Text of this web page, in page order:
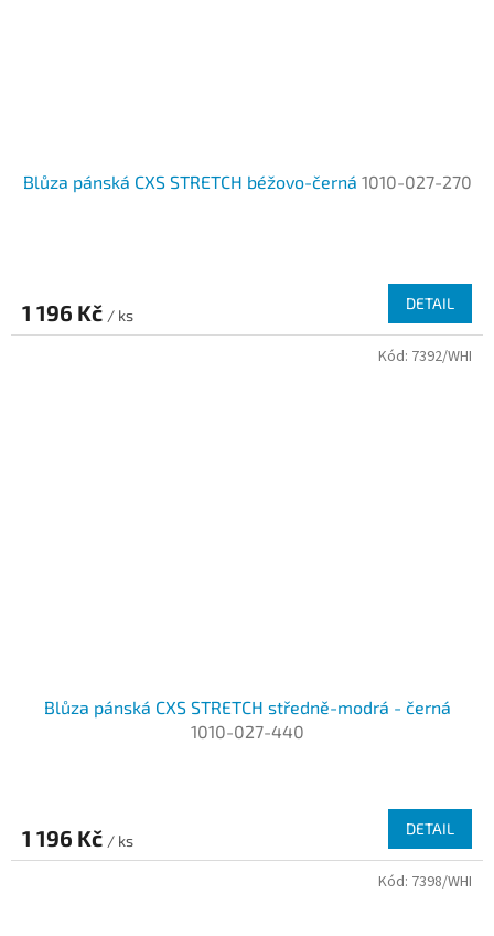
Blůza pánská CXS STRETCH béžovo-černá 1010-027-270
1 196 Kč / ks
DETAIL
Blůza pánská CXS STRETCH středně-modrá - černá
1010-027-440
1 196 Kč / ks
DETAIL
Kód: 7392/WHI
Kód: 7398/WHI